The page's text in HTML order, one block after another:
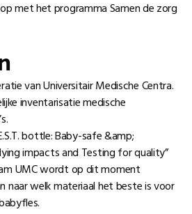
op met het programma Samen de zorg
van Universitair Medische Centra.
inventarisatie medische
bottle: Baby-safe &amp;
impacts and Testing for quality”
UMC wordt op dit moment
naar welk materiaal het beste is voor